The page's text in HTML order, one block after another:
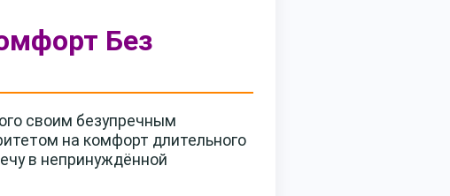
Без
своим безупречным
на комфорт длительного
в непринуждённой